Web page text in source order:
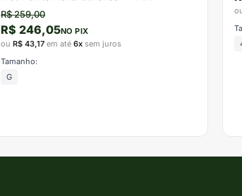
R$ 259,00
R$ 246,05NO PIX
ou R$ 43,17 em até 6x sem juros
Tamanho:
G